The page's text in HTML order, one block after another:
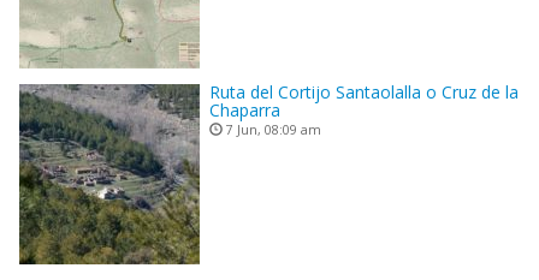
Ruta del Cortijo Santaolalla o Cruz de la
Chaparra
7 Jun, 08:09 am